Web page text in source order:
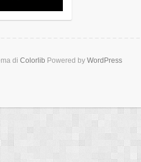
di Colorlib Powered by WordPress